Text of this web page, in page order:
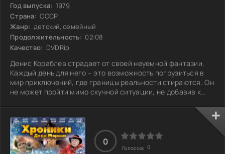
Год выпуска: 1979
Страна: СССР
Жанр: детский, семейный
Продолжительность: 02:08
Качество: DVDRip
Денис Кораблев страдает от своей неуемной фантазии.
Каждый день для него – это возможность погрузиться в
мир приключений, где границы реальности стираются. Он
не может пройти мимо скучной ситуации, не добавив к
капитана пиратского корабля, исследующего
неизведанные воды. Его друзья с удовольствием
участвуют в этих играх, но иногда чудеса оборачиваются
неожиданностями. Родители и взрослые вокруг
0
Голосов: 0